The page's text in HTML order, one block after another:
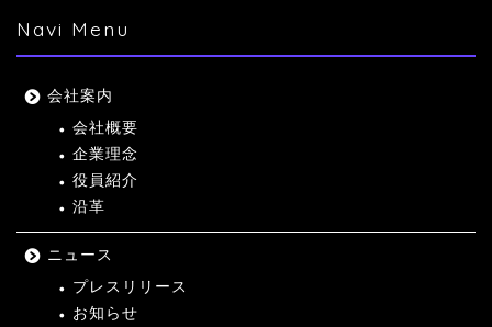
Navi Menu
会社案内
会社概要
企業理念
役員紹介
沿革
ニュース
プレスリリース
お知らせ